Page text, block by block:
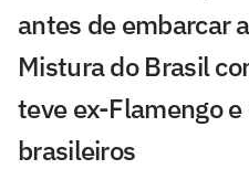
antes de embarcar
Mistura do Brasil
teve ex-Flamengo
brasileiros